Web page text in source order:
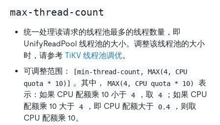
max-thread-count
统一处理读请求的线程池最多的线程数量，即
UnifyReadPool 线程池的大小。调整该线程池的大小
时，请参考 TiKV 线程池调优。
可调整范围：
[min-thread-count, MAX(4, CPU
quota * 10)] 。其中， MAX(4, CPU quota * 10)
表
示：如果 CPU 配额乘 10 小于 4 ，取 4
；如果 CPU
配额乘 10 大于 4 ，即 CPU 配额大于 0.4
，则取
CPU 配额乘 10。